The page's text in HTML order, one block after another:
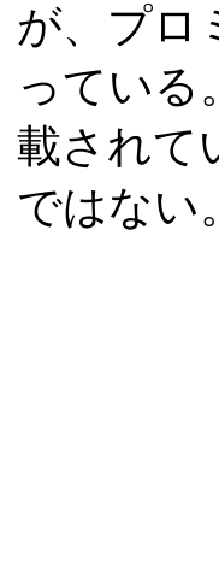
が、プロ
っている
載されて
ではない。